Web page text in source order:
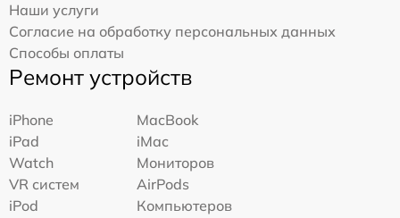
Наши услуги
Согласие на обработку персональных данных
Способы оплаты
Ремонт устройств
iPhone
MacBook
iPad
iMac
Watch
Мониторов
VR систем
AirPods
iPod
Компьютеров